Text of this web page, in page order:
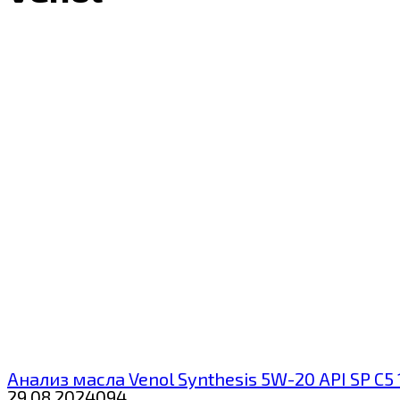
Анализ масла Venol Synthesis 5W-20 API SP C5